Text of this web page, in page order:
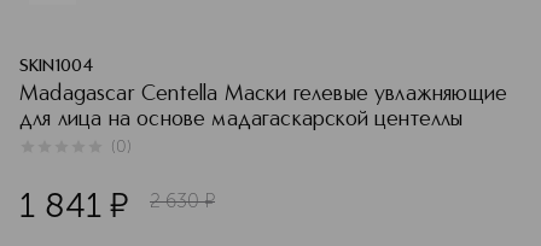
SKIN1004
Madagascar Centella Маски гелевые увлажняющие
для лица на основе мадагаскарской центеллы
(0)
1 841 ¤ 2 630 ¤